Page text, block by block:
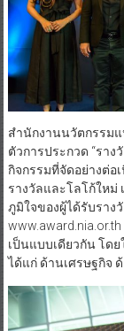
สำนักงานนวัตกรรมแ
ตัวการประกวด “รา
กิจกรรมที่จัดอย่างต่อ
รางวัลและโลโก้ใหม่
ภูมิใจของผู้ได้รับราง
เป็นแบบเดียวกัน โด
ได้แก่ ด้านเศรษฐกิจ